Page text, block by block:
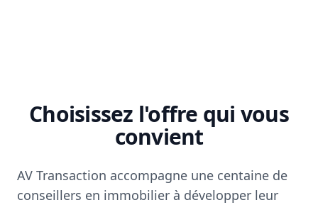
Choisissez l'offre qui vous
convient
AV Transaction accompagne une centaine de
conseillers en immobilier à développer leur